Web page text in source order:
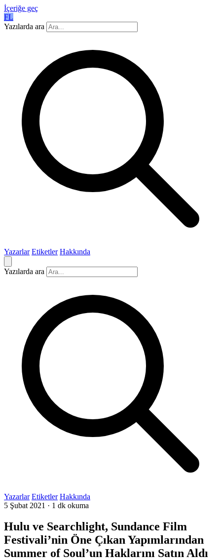
İçeriğe geç
FL
Yazılarda ara
Yazarlar Etiketler Hakkında
Yazılarda ara
Yazarlar Etiketler Hakkında
5 Şubat 2021 · 1 dk okuma
Hulu ve Searchlight, Sundance Film
Festivali’nin Öne Çıkan Yapımlarından
Summer of Soul’un Haklarını Satın Aldı